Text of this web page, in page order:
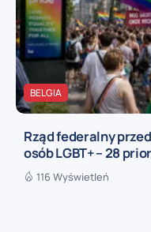
BELGIA
Rząd federalny
osób LGBT+ – 28
116 Wyświetleń